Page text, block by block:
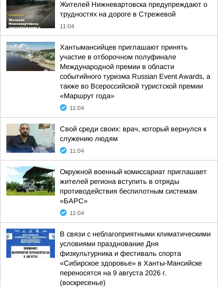
Жителей Нижневартовска предупреждают о
трудностях на дороге в Стрежевой
11:04
Хантымансийцев приглашают принять
участие в отборочном полуфинале
Международной премии в области
событийного туризма Russian Event Awards, а
также во Всероссийской туристской премии
«Маршрут года»
11:04
Свой среди своих: врач, который вернулся к
служению людям
11:04
Окружной военный комиссариат приглашает
жителей региона вступить в отряды
противодействия беспилотным системам
«БАРС»
11:04
В связи с неблагоприятными климатическими
условиями празднование Дня
физкультурника и фестиваль спорта
«Сибирское здоровье» в Ханты-Мансийске
переносятся на 9 августа 2026 г.
(воскресенье)